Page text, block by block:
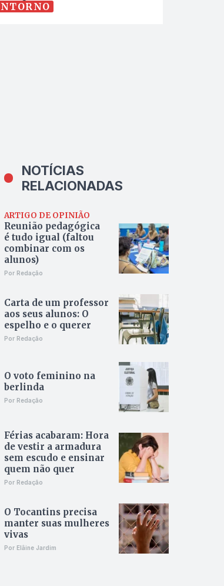
NOTÍCIAS
RELACIONADAS
ARTIGO DE OPINIÃO
Reunião pedagógica
é tudo igual (faltou
combinar com os
alunos)
Por Redação
Carta de um professor
aos seus alunos: O
espelho e o querer
Por Redação
O voto feminino na
berlinda
Por Redação
Férias acabaram: Hora
de vestir a armadura
sem escudo e ensinar
quem não quer
Por Redação
O Tocantins precisa
manter suas mulheres
vivas
Por Elâine Jardim